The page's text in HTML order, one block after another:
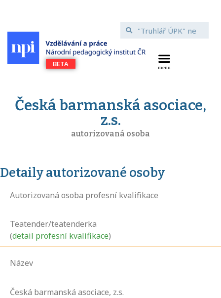
Česká barmanská asociace,
z.s.
autorizovaná osoba
Detaily autorizované osoby
Autorizovaná osoba profesní kvalifikace
Teatender/teatenderka
(detail profesní kvalifikace)
Název
Česká barmanská asociace, z.s.